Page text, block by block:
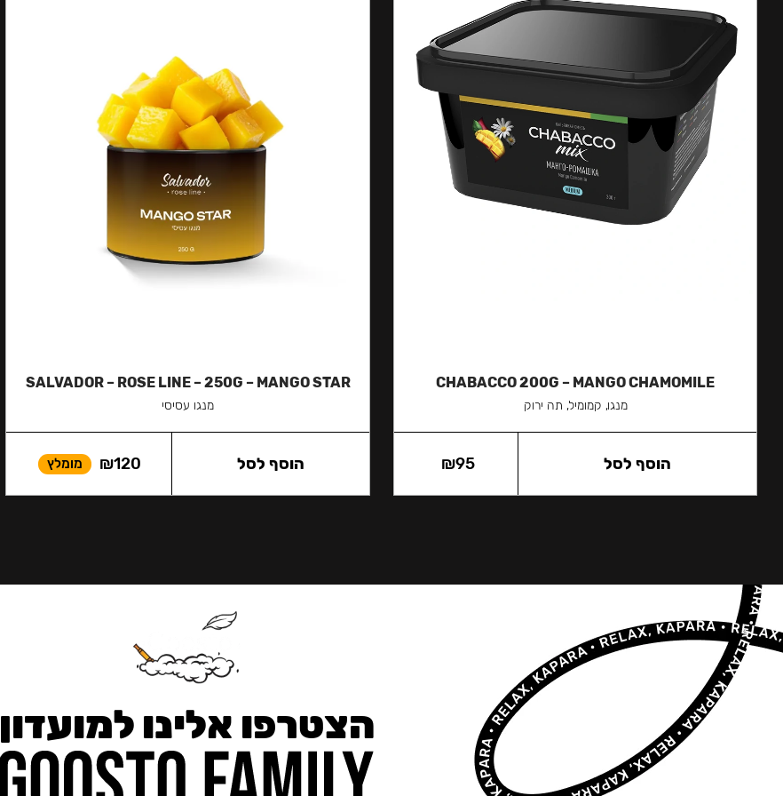
CHABACCO 200G – MANGO CHAMOMILE
מנגו, קמומיל, תה ירוק
₪95 הוסף לסל
SALVADOR – ROSE LINE – 250G – MANGO STAR
מנגו עסיסי
₪120 מומלץ הוסף לסל
הצטרפו אלינו למועדון